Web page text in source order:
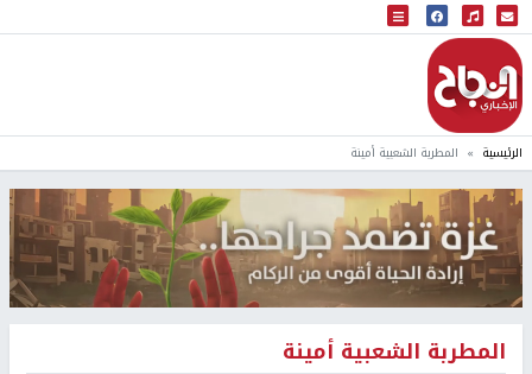
البث المباشر
إذاعة النجاح
الرئيسية المطربة الشعبية أمينة
المطربة الشعبية أمينة